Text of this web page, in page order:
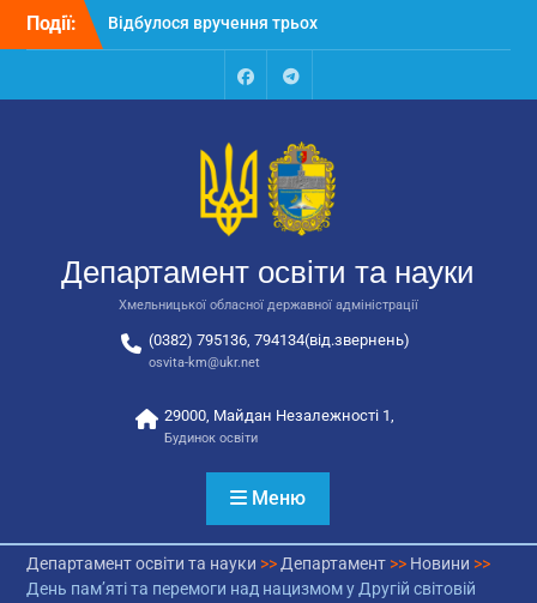
Перейти
Події:
Відбулося вручення трьох
автобусів для потреб
Відбулося засідання
освіти та науки обласної
державної адміністрації
Відбулась обласна
національно-патріотичне
виховання
FacebookTalegram
Департамент освіти та науки
Хмельницької обласної державної адміністрації
(0382) 795136, 794134(від.звернень)
osvita-km@ukr.net
29000, Майдан Незалежності 1,
Будинок освіти
Меню
Департамент освіти та науки >> Департамент>> Новини >>
День пам’яті та перемоги над нацизмом у Другій світовій